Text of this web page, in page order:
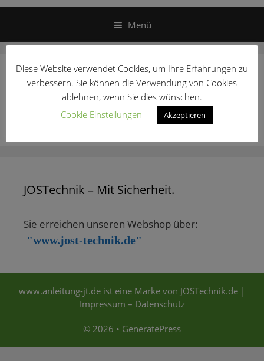
Menü
Bedienanleitung PSD_FR
Bedienanleitung PSD_FR
JOSTechnik – Mit Sicherheit.
Sie erreichen unseren Webshop über:
"www.jost-technik.de"
www.anleitung-jt.de ist eine Marke von JOSTechnik.de |
Impressum – Datenschutz
© 2026 • GeneratePress
Diese Website verwendet Cookies, um Ihre Erfahrungen zu
verbessern. Sie können die Verwendung von Cookies
ablehnen, wenn Sie dies wünschen.
Cookie Einstellungen
Akzeptieren